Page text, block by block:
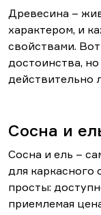
Древесина –
характером, и
свойствами.
достоинства,
действительно
Сосна и
Сосна и ель –
для каркасного
просты:
приемлемая